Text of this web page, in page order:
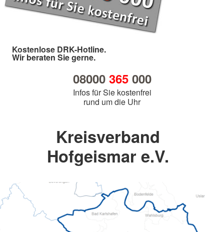
Kostenlose DRK-Hotline.
Wir beraten Sie gerne.
08000 365000
Infos für Sie kostenfrei
rund um die Uhr
Kreisverband
Hofgeismar e.V.